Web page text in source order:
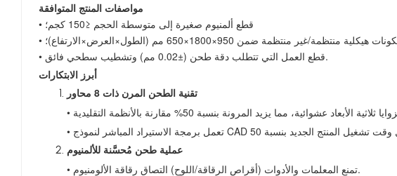
مواصفات المنتج المتوافقة
• قطع ألمنيوم صغيرة إلى متوسطة الحجم ≤150 كجم؛
هيكلية منتظمة/غير منتظمة ضمن 950×1800×650 مم (الطول×العرض×الارتفاع)؛
• قطع العمل التي تتطلب دقة طحن (±0.02 مم) وتشطيب سطحي فائق.
أبرز الابتكارات
تقنية الطحن المرن ذات 8 محاور
عملية طحن مُحسَّنة للألمنيوم
• تمنع المعلمات والأدوات (أقراص الرقاقة/اللوح) التصاق رقاقة الألومنيوم.